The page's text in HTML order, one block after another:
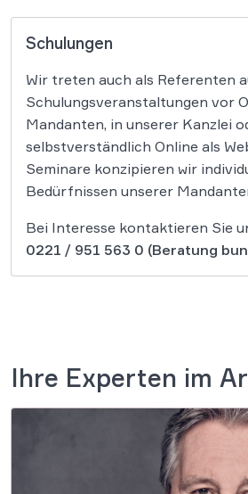
Schulungen
Wir treten auch als Referenten
Schulungsveranstaltungen vor
Mandanten, in unserer Kanzlei
selbstverständlich Online als
Seminare konzipieren wir
Bedürfnissen unserer
Bei Interesse kontaktieren Sie
0221 / 951 563 0 (Beratung
Ihre Experten im